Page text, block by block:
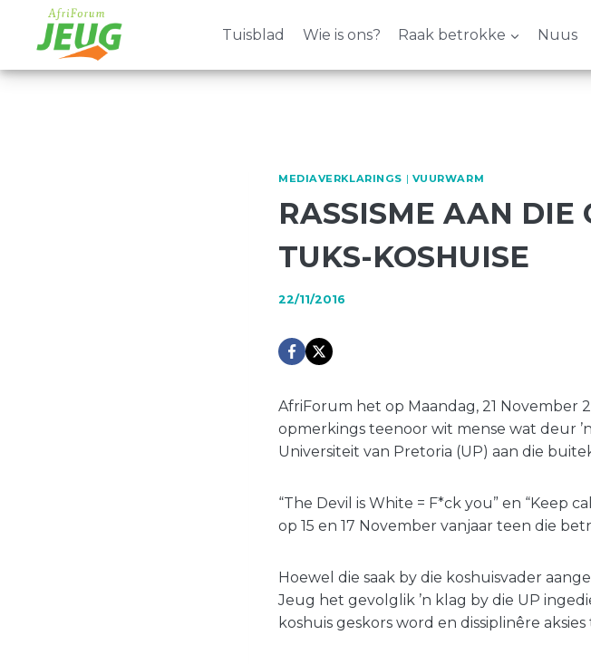
content
Tuisblad Wie is ons? Raak betrokke Nuus
MEDIAVERKLARINGS | VUURWARM
RASSISME AAN DIE
TUKS-KOSHUISE
22/11/2016
AfriForum het op Maandag, 21 November
opmerkings teenoor wit mense wat deur
Universiteit van Pretoria (UP) aan die
“The Devil is White = F*ck you” en “Keep
op 15 en 17 November vanjaar teen die
Hoewel die saak by die koshuisvader
Jeug het gevolglik ’n klag by die UP
koshuis geskors word en dissiplinêre